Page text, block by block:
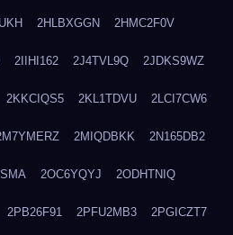
2HLBXGGN 2HMC2F0V
2IIHI162 2J4TVL9Q 2JDKS9WZ
2KKCIQS5 2KL1TDVU 2LCI7CW6
2MIQDBKK 2N165DB2
2OC6YQYJ 2ODHTNIQ
2PB26F91 2PFU2MB3 2PGICZT7